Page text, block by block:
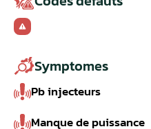
Symptomes
Pb injecteurs
Manque de puissance